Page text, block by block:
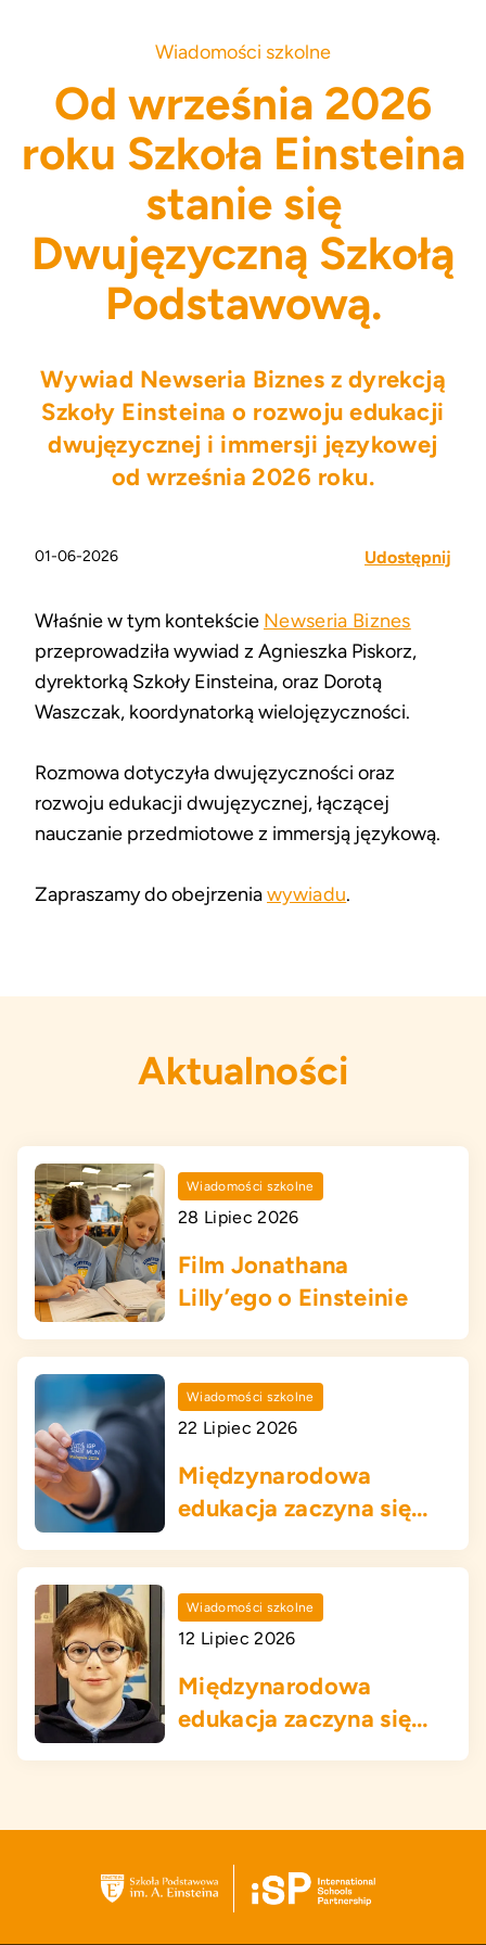
Wiadomości szkolne
Od września 2026
roku Szkoła Einsteina
stanie się
Dwujęzyczną Szkołą
Podstawową.
Wywiad Newseria Biznes z dyrekcją
Szkoły Einsteina o rozwoju edukacji
dwujęzycznej i immersji językowej
od września 2026 roku.
01-06-2026 Udostępnij
Właśnie w tym kontekście Newseria Biznes
przeprowadziła wywiad z Agnieszka Piskorz,
dyrektorką Szkoły Einsteina, oraz Dorotą
Waszczak, koordynatorką wielojęzyczności.
Rozmowa dotyczyła dwujęzyczności oraz
rozwoju edukacji dwujęzycznej, łączącej
nauczanie przedmiotowe z immersją językową.
Zapraszamy do obejrzeniawywiadu.
Aktualności
Wiadomości szkolne
28 Lipiec 2026
Film Jonathana
Lilly’ego o Einsteinie
Wiadomości szkolne
22 Lipiec 2026
Międzynarodowa
edukacja zaczyna się
Wiadomości szkolne
12 Lipiec 2026
Międzynarodowa
edukacja zaczyna się